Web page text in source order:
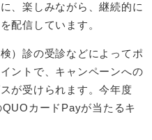
、楽しみながら、継続的に
配信しています。
）診の受診などによってポ
ントで、キャンペーンへの
が受けられます。今年度
カードPayが当たるキ